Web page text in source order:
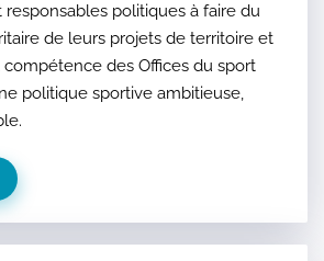
responsables politiques à faire du
de leurs projets de territoire et
compétence des Offices du sport
politique sportive ambitieuse,